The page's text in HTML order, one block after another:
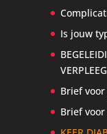
Is jouw
Brief
Brief